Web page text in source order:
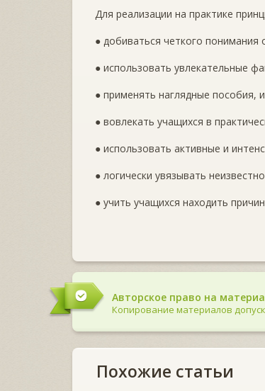
Для реализации на практике
● добиваться четкого
● использовать увлекательные
● применять наглядные пособия,
● вовлекать учащихся в
● использовать активные и
● логически увязывать
● учить учащихся находить
Авторское право на
Копирование материалов
Похожие статьи